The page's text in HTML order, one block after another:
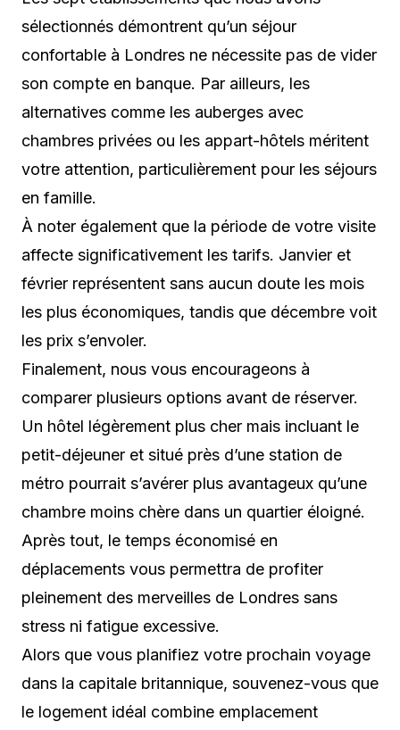
sélectionnés démontrent qu’un séjour
confortable à Londres ne nécessite pas de vider
son compte en banque. Par ailleurs, les
alternatives comme les auberges avec
chambres privées ou les appart-hôtels méritent
votre attention, particulièrement pour les séjours
en famille.
À noter également que la période de votre visite
affecte significativement les tarifs. Janvier et
février représentent sans aucun doute les mois
les plus économiques, tandis que décembre voit
les prix s’envoler.
Finalement, nous vous encourageons à
comparer plusieurs options avant de réserver.
Un hôtel légèrement plus cher mais incluant le
petit-déjeuner et situé près d’une station de
métro pourrait s’avérer plus avantageux qu’une
chambre moins chère dans un quartier éloigné.
Après tout, le temps économisé en
déplacements vous permettra de profiter
pleinement des merveilles de Londres sans
stress ni fatigue excessive.
Alors que vous planifiez votre prochain voyage
dans la capitale britannique, souvenez-vous que
le logement idéal combine emplacement